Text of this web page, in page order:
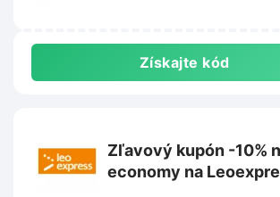
Získajte kód
Zľavový kupón -10%
economy na